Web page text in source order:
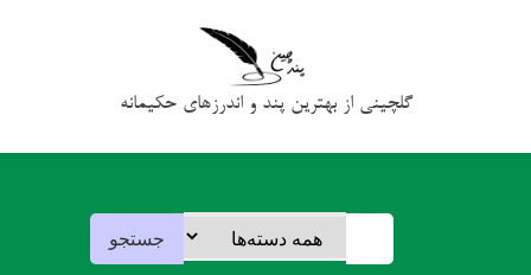
گلچینی از بهترین پند و اندرزهای حکیمانه